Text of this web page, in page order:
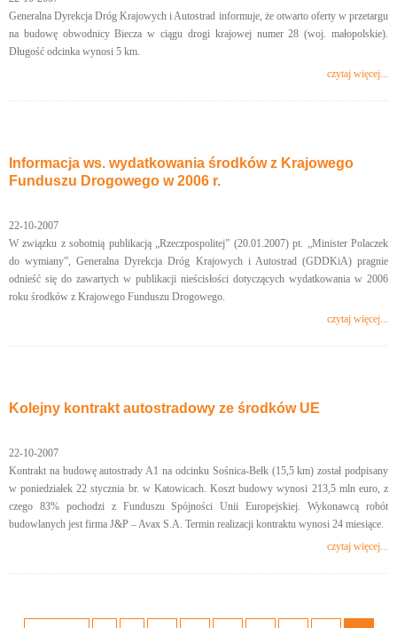
Generalna Dyrekcja Dróg Krajowych i Autostrad informuje, że otwarto oferty w przetargu
na budowę obwodnicy Biecza w ciągu drogi krajowej numer 28 (woj. małopolskie).
Długość odcinka wynosi 5 km.
czytaj więcej...
Informacja ws. wydatkowania środków z Krajowego
Funduszu Drogowego w 2006 r.
22-10-2007
W związku z sobotnią publikacją „Rzeczpospolitej” (20.01.2007) pt. „Minister Polaczek
do wymiany”, Generalna Dyrekcja Dróg Krajowych i Autostrad (GDDKiA) pragnie
odnieść się do zawartych w publikacji nieścisłości dotyczących wydatkowania w 2006
roku środków z Krajowego Funduszu Drogowego.
czytaj więcej...
Kolejny kontrakt autostradowy ze środków UE
22-10-2007
Kontrakt na budowę autostrady A1 na odcinku Sośnica-Bełk (15,5 km) został podpisany
w poniedziałek 22 stycznia br. w Katowicach. Koszt budowy wynosi 213,5 mln euro, z
czego 83% pochodzi z Funduszu Spójności Unii Europejskiej. Wykonawcą robót
budowlanych jest firma J&P – Avax S.A. Termin realizacji kontraktu wynosi 24 miesiące.
czytaj więcej...